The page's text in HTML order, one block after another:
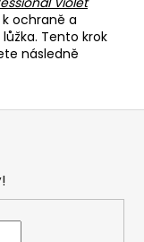
ochraně a
Tento krok
následně